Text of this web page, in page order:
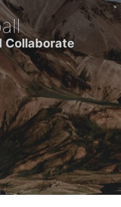
Collaborate